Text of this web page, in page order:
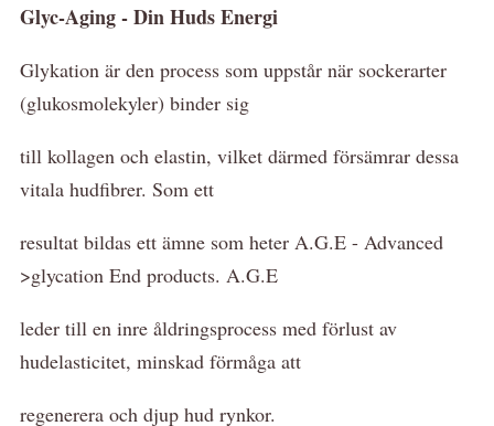
Glyc-Aging - Din Huds Energi
Glykation är den process som uppstår när sockerarter
(glukosmolekyler) binder sig
till kollagen och elastin, vilket därmed försämrar dessa
vitala hudfibrer. Som ett
resultat bildas ett ämne som heter A.G.E - Advanced
>glycation End products. A.G.E
leder till en inre åldringsprocess med förlust av
hudelasticitet, minskad förmåga att
regenerera och djup hud rynkor.